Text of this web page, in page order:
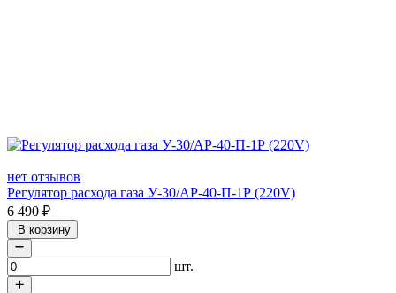
нет отзывов
Регулятор расхода газа У-30/АР-40-П-1Р (220V)
6 490 ₽
В корзину
шт.